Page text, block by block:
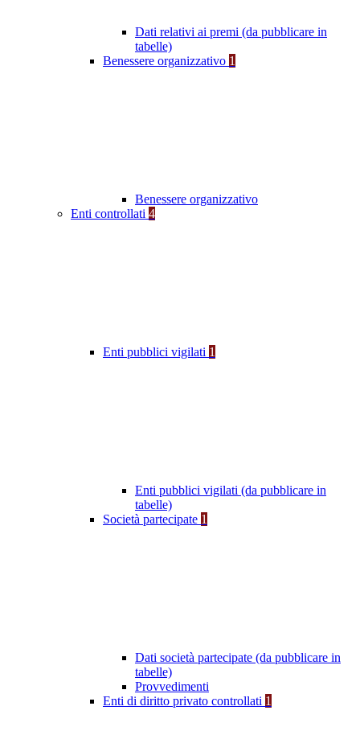
Dati relativi ai premi (da pubblicare in
tabelle)
Benessere organizzativo 1
Benessere organizzativo
Enti controllati 4
Enti pubblici vigilati 1
Enti pubblici vigilati (da pubblicare in
tabelle)
Società partecipate 1
Dati società partecipate (da pubblicare in
tabelle)
Provvedimenti
Enti di diritto privato controllati 1